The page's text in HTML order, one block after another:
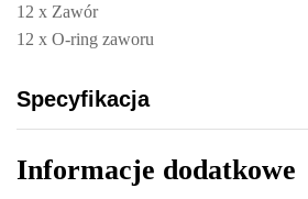
12 x Zawór
12 x O-ring zaworu
Specyfikacja
Informacje dodatkowe